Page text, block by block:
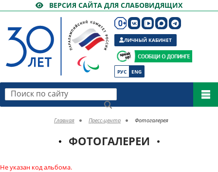
ВЕРСИЯ САЙТА ДЛЯ СЛАБОВИДЯЩИХ
РУС ENG
ЛИЧНЫЙ КАБИНЕТ
Поиск по сайту
Главная Пресс-центр Фотогалерея
ФОТОГАЛЕРЕИ
Не указан код альбома.